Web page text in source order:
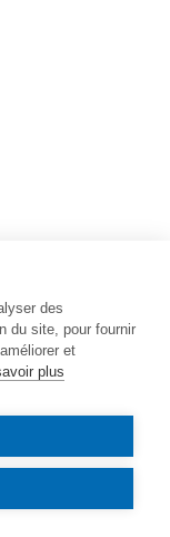
des
du site, pour fournir
et
plus